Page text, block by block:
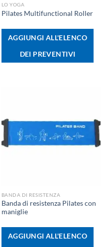
LO YOGA
Pilates Multifunctional Roller
AGGIUNGI ALL'ELENCO
DEI PREVENTIVI
BANDA DI RESISTENZA
Banda di resistenza Pilates con
maniglie
AGGIUNGI ALL'ELENCO